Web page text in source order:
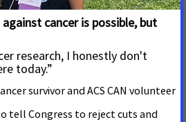
Advocates
Calling for
Tobacco